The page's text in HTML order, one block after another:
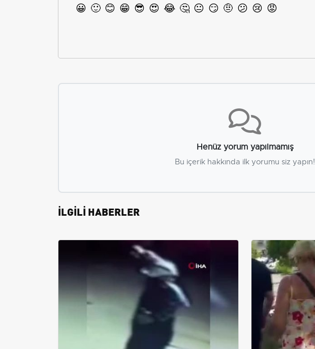
😀 🙂 😊 😁 😎 😍 😂 🤔 😐 😏 🤨 😕 😢 😡
Henüz yorum yapılmamış
Bu içerik hakkında ilk yorumu siz yapın!
İLGİLİ HABERLER